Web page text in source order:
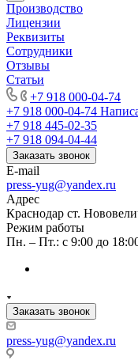
Производство
Лицензии
Реквизиты
Сотрудники
Отзывы
Статьи
+7 918 000-04-74
+7 918 000-04-74
+7 918 445-02-35
+7 918 094-04-44
Заказать звонок
E-mail
press-yug@yandex.ru
Адрес
Краснодар ст.
Режим работы
Пн. – Пт.: с 9:00 до
Заказать звонок
press-yug@yandex.ru